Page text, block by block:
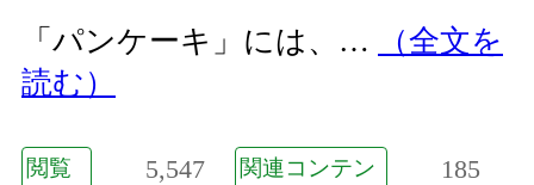
「パンケーキ」には、…
（全文を
読む）
閲覧
5,547
関連コンテン
185